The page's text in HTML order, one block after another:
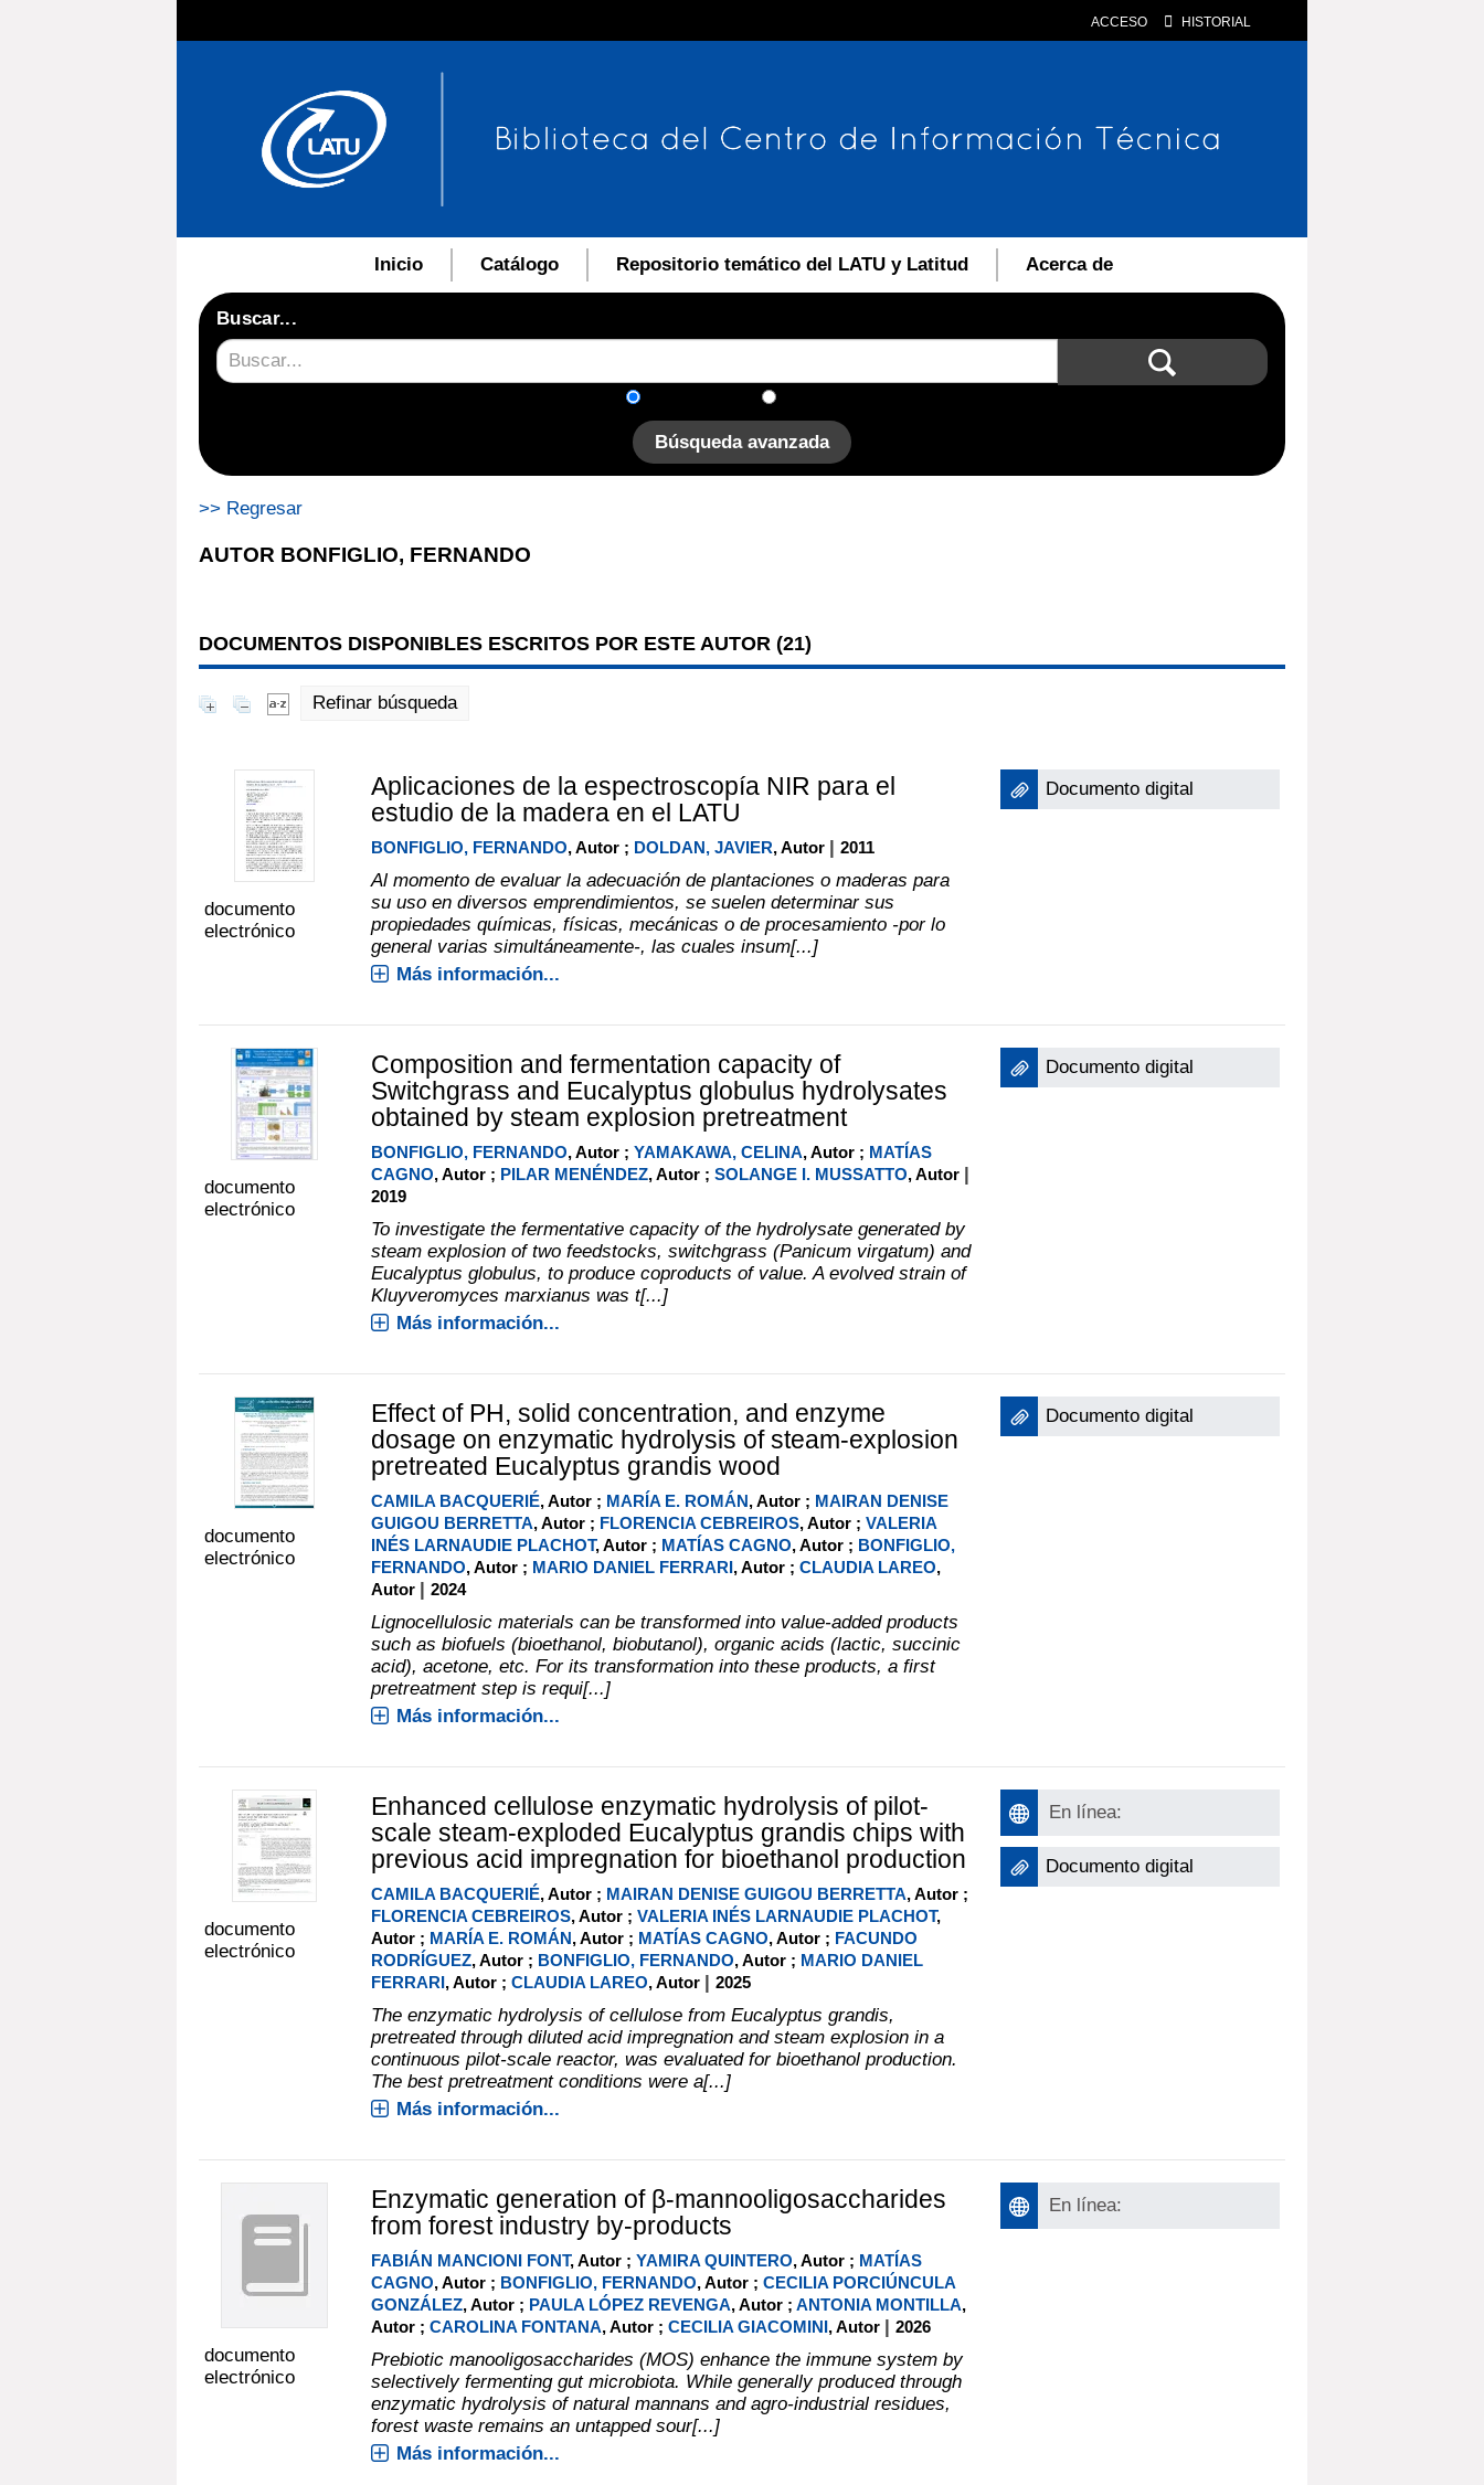
ACCESO HISTORIAL
Inicio Catálogo Repositorio temático del LATU y Latitud Acerca de
Buscar...
Búsqueda avanzada
>> Regresar
AUTOR BONFIGLIO, FERNANDO
DOCUMENTOS DISPONIBLES ESCRITOS POR ESTE AUTOR (21)
Refinar búsqueda
documento
electrónico
Aplicaciones de la espectroscopía NIR para el
estudio de la madera en el LATU
BONFIGLIO, FERNANDO, Autor ; DOLDAN, JAVIER, Autor | 2011
Al momento de evaluar la adecuación de plantaciones o maderas para
su uso en diversos emprendimientos, se suelen determinar sus
propiedades químicas, físicas, mecánicas o de procesamiento -por lo
general varias simultáneamente-, las cuales insum[...]
Más información...
Documento digital
documento
electrónico
Composition and fermentation capacity of
Switchgrass and Eucalyptus globulus hydrolysates
obtained by steam explosion pretreatment
BONFIGLIO, FERNANDO, Autor ; YAMAKAWA, CELINA, Autor ; MATÍAS
CAGNO, Autor ; PILAR MENÉNDEZ, Autor ; SOLANGE I. MUSSATTO, Autor |
2019
To investigate the fermentative capacity of the hydrolysate generated by
steam explosion of two feedstocks, switchgrass (Panicum virgatum) and
Eucalyptus globulus, to produce coproducts of value. A evolved strain of
Kluyveromyces marxianus was t[...]
Más información...
Documento digital
documento
electrónico
Effect of PH, solid concentration, and enzyme
dosage on enzymatic hydrolysis of steam-explosion
pretreated Eucalyptus grandis wood
CAMILA BACQUERIÉ, Autor ; MARÍA E. ROMÁN, Autor ; MAIRAN DENISE
GUIGOU BERRETTA, Autor ; FLORENCIA CEBREIROS, Autor ; VALERIA
INÉS LARNAUDIE PLACHOT, Autor ; MATÍAS CAGNO, Autor ; BONFIGLIO,
FERNANDO, Autor ; MARIO DANIEL FERRARI, Autor ; CLAUDIA LAREO,
Autor | 2024
Lignocellulosic materials can be transformed into value-added products
such as biofuels (bioethanol, biobutanol), organic acids (lactic, succinic
acid), acetone, etc. For its transformation into these products, a first
pretreatment step is requi[...]
Más información...
Documento digital
documento
electrónico
Enhanced cellulose enzymatic hydrolysis of pilot-
scale steam-exploded Eucalyptus grandis chips with
previous acid impregnation for bioethanol production
CAMILA BACQUERIÉ, Autor ; MAIRAN DENISE GUIGOU BERRETTA, Autor ;
FLORENCIA CEBREIROS, Autor ; VALERIA INÉS LARNAUDIE PLACHOT,
Autor ; MARÍA E. ROMÁN, Autor ; MATÍAS CAGNO, Autor ; FACUNDO
RODRÍGUEZ, Autor ; BONFIGLIO, FERNANDO, Autor ; MARIO DANIEL
FERRARI, Autor ; CLAUDIA LAREO, Autor | 2025
The enzymatic hydrolysis of cellulose from Eucalyptus grandis,
pretreated through diluted acid impregnation and steam explosion in a
continuous pilot-scale reactor, was evaluated for bioethanol production.
The best pretreatment conditions were a[...]
Más información...
En línea:
Documento digital
documento
electrónico
Enzymatic generation of β-mannooligosaccharides
from forest industry by-products
FABIÁN MANCIONI FONT, Autor ; YAMIRA QUINTERO, Autor ; MATÍAS
CAGNO, Autor ; BONFIGLIO, FERNANDO, Autor ; CECILIA PORCIÚNCULA
GONZÁLEZ, Autor ; PAULA LÓPEZ REVENGA, Autor ; ANTONIA MONTILLA,
Autor ; CAROLINA FONTANA, Autor ; CECILIA GIACOMINI, Autor | 2026
Prebiotic manooligosaccharides (MOS) enhance the immune system by
selectively fermenting gut microbiota. While generally produced through
enzymatic hydrolysis of natural mannans and agro-industrial residues,
forest waste remains an untapped sour[...]
Más información...
En línea: